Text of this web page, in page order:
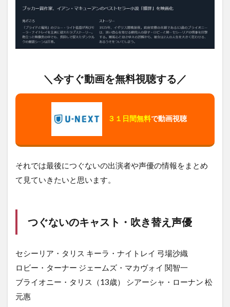
＼今すぐ動画を無料視聴する／
３１日間無料で動画視聴
それでは最後につぐないの出演者や声優の情報をまとめ
て見ていきたいと思います。
つぐないのキャスト・吹き替え声優
セシーリア・タリス キーラ・ナイトレイ 弓場沙織
ロビー・ターナー ジェームズ・マカヴォイ 関智一
ブライオニー・タリス（13歳） シアーシャ・ローナン 松
元惠